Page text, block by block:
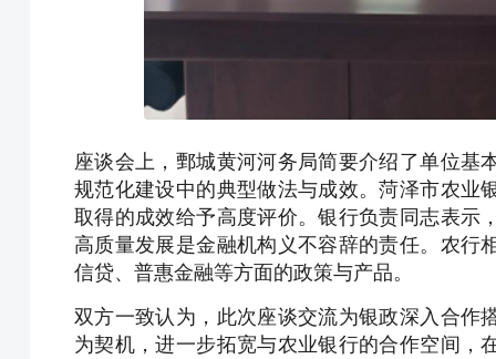
座谈会上，鄄城黄河河务局简要介绍了单位基
规范化建设中的典型做法与成效。菏泽市农业
取得的成效给予高度评价。银行负责同志表示
高质量发展是金融机构义不容辞的责任。农行
信贷、普惠金融等方面的政策与产品。
双方一致认为，此次座谈交流为银政深入合作
为契机，进一步拓宽与农业银行的合作空间，